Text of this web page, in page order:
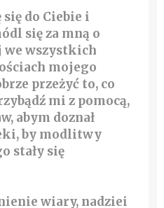
się do Ciebie i
się za mną o
we wszystkich
mojego
przeżyć to, co
mi z pomocą,
abym doznał
by modlitwy
stały się
wiary, nadziei